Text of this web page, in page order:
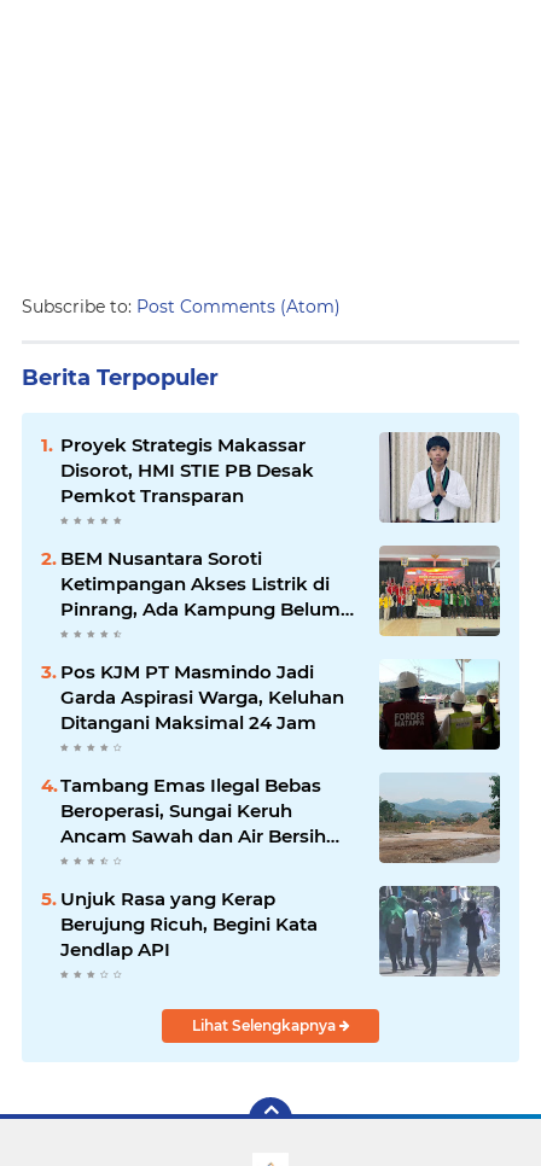
Subscribe to: Post Comments (Atom)
Berita Terpopuler
Proyek Strategis Makassar
Disorot, HMI STIE PB Desak
Pemkot Transparan
BEM Nusantara Soroti
Ketimpangan Akses Listrik di
Pinrang, Ada Kampung Belum
Terlayani
Pos KJM PT Masmindo Jadi
Garda Aspirasi Warga, Keluhan
Ditangani Maksimal 24 Jam
Tambang Emas Ilegal Bebas
Beroperasi, Sungai Keruh
Ancam Sawah dan Air Bersih
Warga Luwu
Unjuk Rasa yang Kerap
Berujung Ricuh, Begini Kata
Jendlap API
Lihat Selengkapnya